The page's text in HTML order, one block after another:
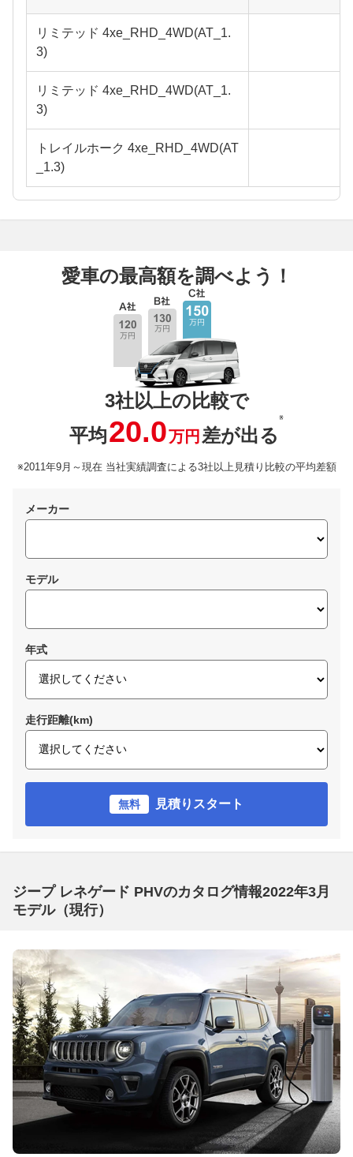
リミテッド 4xe_RHD_4WD(AT_1.
3)
リミテッド 4xe_RHD_4WD(AT_1.
3)
トレイルホーク 4xe_RHD_4WD(AT
_1.3)
愛車の最高額を調べよう！
3社以上の比較で
平均20.0万円 差が出る
※
※2011年9月～現在 当社実績調査による3社以上見積り比較の平均差額
メーカー
モデル
年式
走行距離(km)
無料 見積りスタート
ジープ レネゲード PHVのカタログ情報2022年3月
モデル（現行）